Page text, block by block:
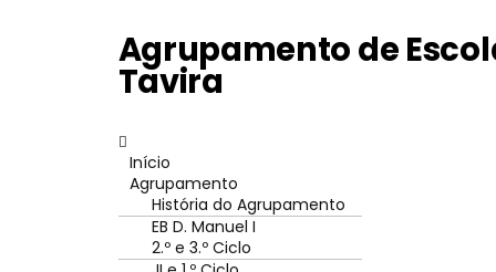
Agrupamento de
Tavira
Início
Agrupamento
História do Agrupamento
EB D. Manuel I
2.º e 3.º Ciclo